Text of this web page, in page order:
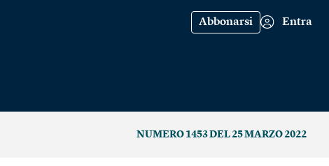
Abbonarsi Entra
NUMERO 1453 DEL 25 MARZO 2022